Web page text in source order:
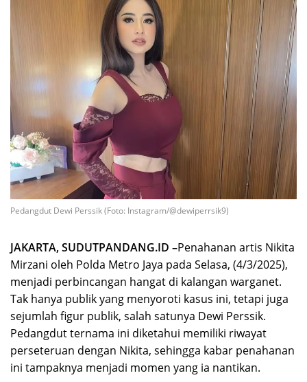
Pedangdut Dewi Perssik (Foto: Instagram/@dewiperrsik9)
JAKARTA, SUDUTPANDANG.ID –Penahanan artis Nikita
Mirzani oleh Polda Metro Jaya pada Selasa, (4/3/2025),
menjadi perbincangan hangat di kalangan warganet.
Tak hanya publik yang menyoroti kasus ini, tetapi juga
sejumlah figur publik, salah satunya Dewi Perssik.
Pedangdut ternama ini diketahui memiliki riwayat
perseteruan dengan Nikita, sehingga kabar penahanan
ini tampaknya menjadi momen yang ia nantikan.